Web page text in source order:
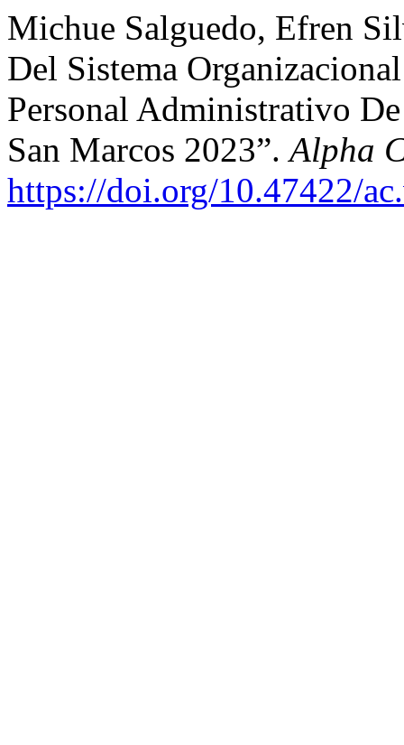
Michue Salguedo, Efren
Del Sistema
Personal Administrativo
San Marcos 2023”.Alpha
https://doi.org/10.47422/